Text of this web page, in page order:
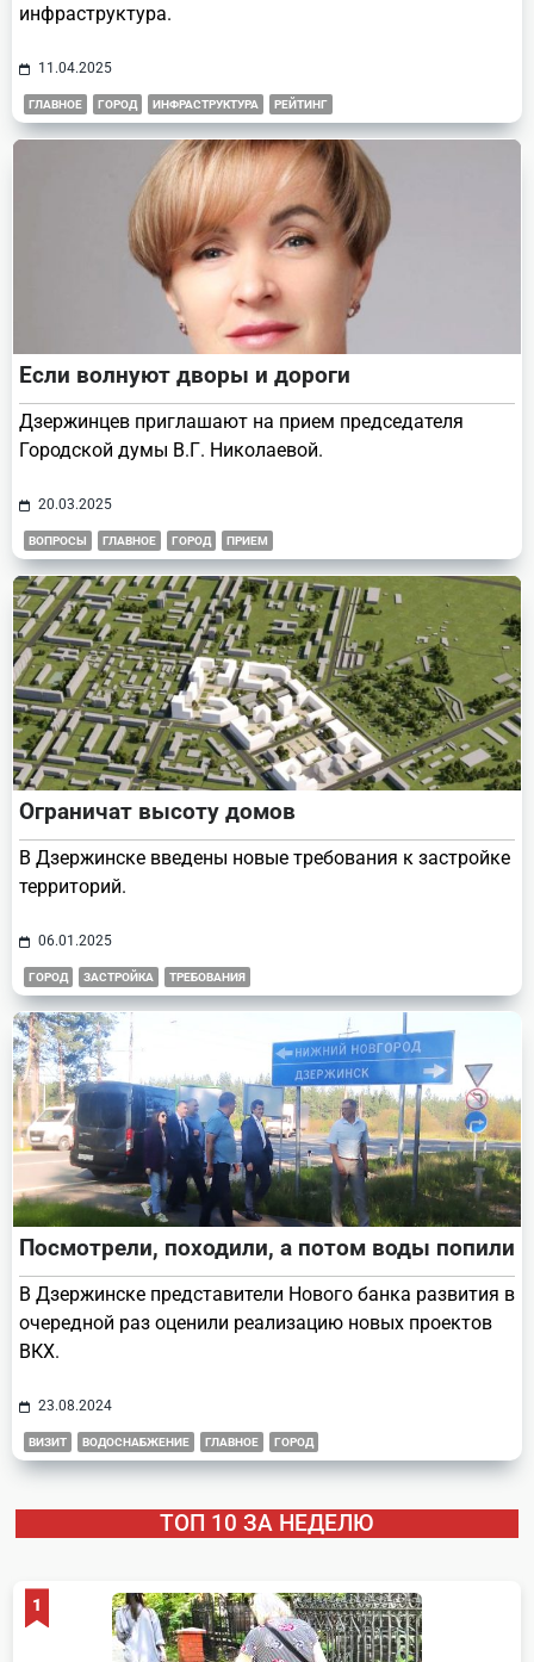
инфраструктура.
11.04.2025
ГЛАВНОЕ ГОРОД ИНФРАСТРУКТУРА РЕЙТИНГ
Если волнуют дворы и дороги
Дзержинцев приглашают на прием председателя
Городской думы В.Г. Николаевой.
20.03.2025
ВОПРОСЫ ГЛАВНОЕ ГОРОД ПРИЕМ
Ограничат высоту домов
В Дзержинске введены новые требования к застройке
территорий.
06.01.2025
ГОРОД ЗАСТРОЙКА ТРЕБОВАНИЯ
Посмотрели, походили, а потом воды попили
В Дзержинске представители Нового банка развития в
очередной раз оценили реализацию новых проектов
ВКХ.
23.08.2024
ВИЗИТ ВОДОСНАБЖЕНИЕ ГЛАВНОЕ ГОРОД
ТОП 10 ЗА НЕДЕЛЮ